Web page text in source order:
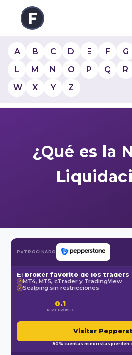
A B C D E F G
L
M N O P Q R
W
X Y Z
¿Qué es la
PATROCINADO
El broker favorito de los traders
✓ MT4, MT5, cTrader y TradingView
✓ Scalping sin restricciones
0.1
PIP EUR/USD
Visitar
80% cuentas minoristas pierden